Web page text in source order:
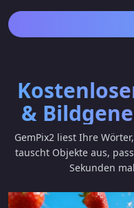
&
GemPix2 liest Ihre
tauscht Objekte aus,
Sekunden